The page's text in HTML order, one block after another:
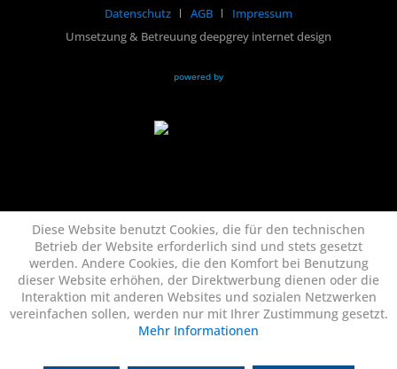
Datenschutz
AGB
Impressum
Umsetzung & Betreuung deepgrey internet design
powered by
Diese Website benutzt Cookies, die für den technischen
Betrieb der Website erforderlich sind und stets gesetzt
werden. Andere Cookies, die den Komfort bei Benutzung
dieser Website erhöhen, der Direktwerbung dienen oder die
Interaktion mit anderen Websites und sozialen Netzwerken
vereinfachen sollen, werden nur mit Ihrer Zustimmung gesetzt.
Mehr Informationen